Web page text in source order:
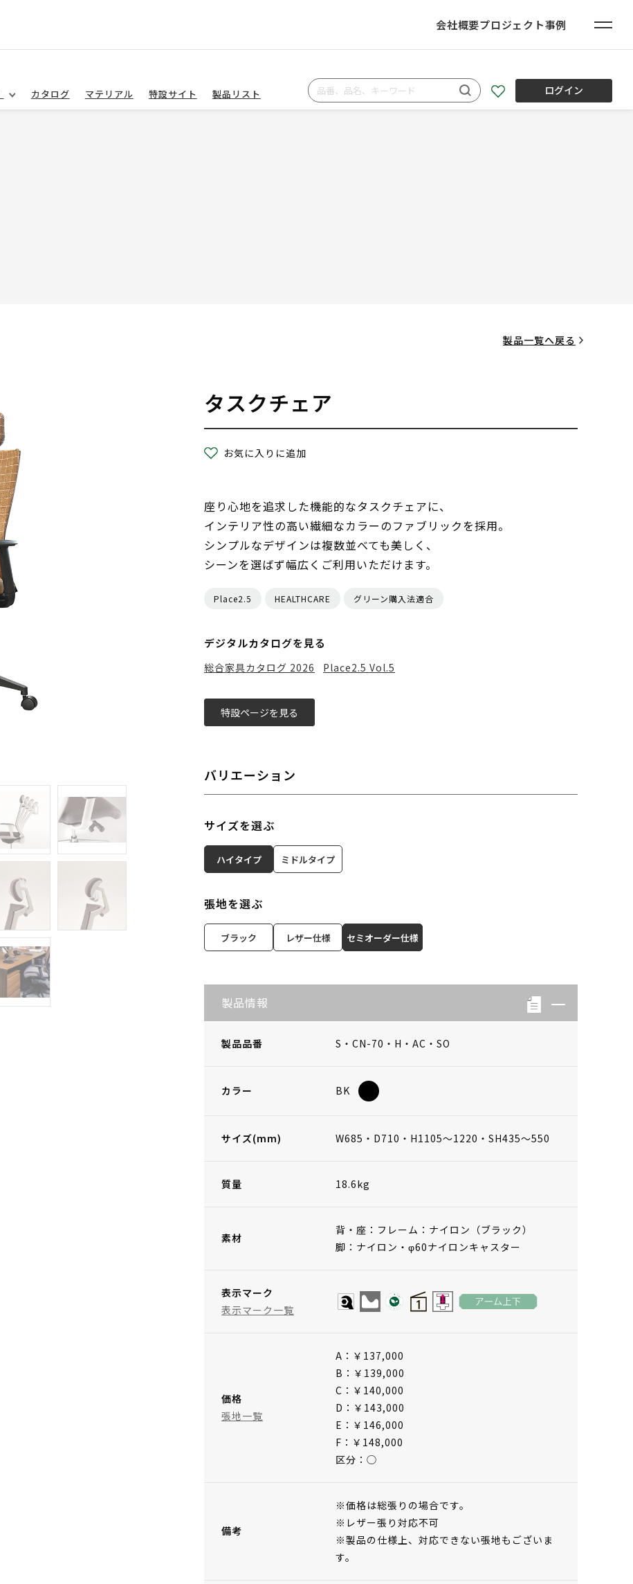
会社概要プロジェクト事例
カタログ マテリアル 特設サイト 製品リスト ログイン
製品一覧へ戻る
タスクチェア
お気に入りに追加
座り心地を追求した機能的なタスクチェアに、
インテリア性の高い繊細なカラーのファブリックを採用。
シンプルなデザインは複数並べても美しく、
シーンを選ばず幅広くご利用いただけます。
Place2.5 HEALTHCARE グリーン購入法適合
デジタルカタログを見る
総合家具カタログ 2026 Place2.5 Vol.5
特設ページを見る
バリエーション
サイズを選ぶ
ハイタイプ ミドルタイプ
張地を選ぶ
ブラック レザー仕様 セミオーダー仕様
製品情報
製品品番 S・CN-70・H・AC・SO
カラー BK
サイズ(mm) W685・D710・H1105～1220・SH435～550
質量 18.6kg
素材
背・座：フレーム：ナイロン（ブラック）
脚：ナイロン・φ60ナイロンキャスター
表示マーク
表示マーク一覧
価格
張地一覧
A：￥137,000
B：￥139,000
C：￥140,000
D：￥143,000
E：￥146,000
F：￥148,000
区分：◯
備考
※価格は総張りの場合です。
※レザー張り対応不可
※製品の仕様上、対応できない張地もございま
す。